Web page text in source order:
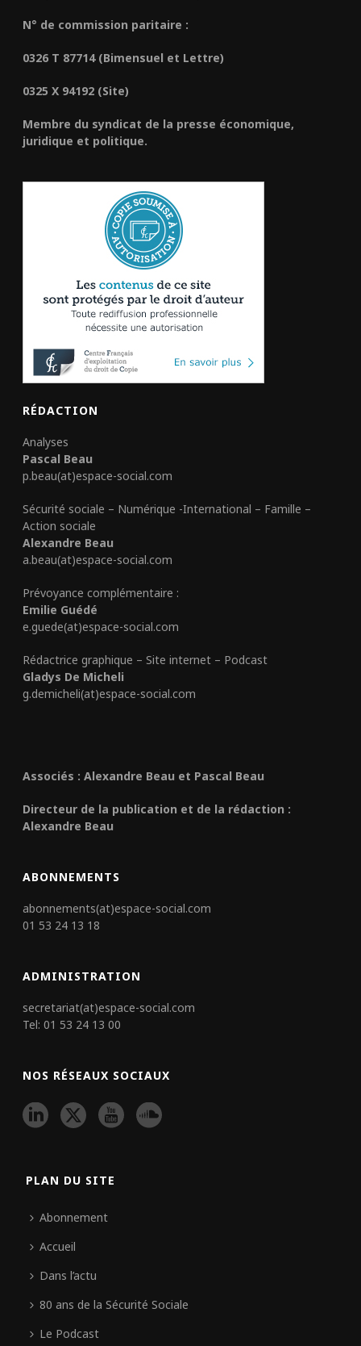
N° de commission paritaire :
0326 T 87714 (Bimensuel et Lettre)
0325 X 94192 (Site)
Membre du syndicat de la presse économique,
juridique et politique.
RÉDACTION
Analyses
Pascal Beau
p.beau(at)espace-social.com
Sécurité sociale – Numérique -International – Famille –
Action sociale
Alexandre Beau
a.beau(at)espace-social.com
Prévoyance complémentaire :
Emilie Guédé
e.guede(at)espace-social.com
Rédactrice graphique – Site internet – Podcast
Gladys De Micheli
g.demicheli(at)espace-social.com
Associés : Alexandre Beau et Pascal Beau
Directeur de la publication et de la rédaction :
Alexandre Beau
ABONNEMENTS
abonnements(at)espace-social.com
01 53 24 13 18
ADMINISTRATION
secretariat(at)espace-social.com
Tel: 01 53 24 13 00
NOS RÉSEAUX SOCIAUX
PLAN DU SITE
Abonnement
Accueil
Dans l’actu
80 ans de la Sécurité Sociale
Le Podcast